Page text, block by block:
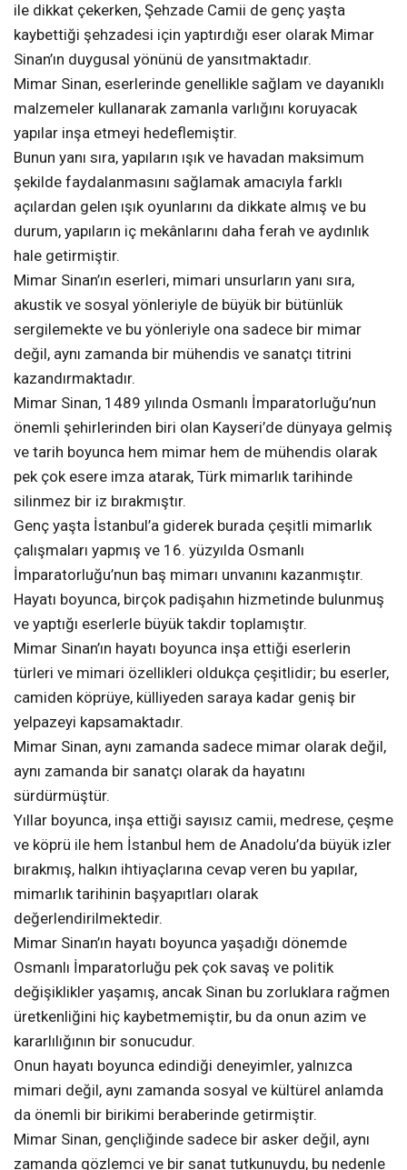
ile dikkat çekerken, Şehzade Camii de genç yaşta
kaybettiği şehzadesi için yaptırdığı eser olarak Mimar
Sinan’ın duygusal yönünü de yansıtmaktadır.
Mimar Sinan, eserlerinde genellikle sağlam ve dayanıklı
malzemeler kullanarak zamanla varlığını koruyacak
yapılar inşa etmeyi hedeflemiştir.
Bunun yanı sıra, yapıların ışık ve havadan maksimum
şekilde faydalanmasını sağlamak amacıyla farklı
açılardan gelen ışık oyunlarını da dikkate almış ve bu
durum, yapıların iç mekânlarını daha ferah ve aydınlık
hale getirmiştir.
Mimar Sinan’ın eserleri, mimari unsurların yanı sıra,
akustik ve sosyal yönleriyle de büyük bir bütünlük
sergilemekte ve bu yönleriyle ona sadece bir mimar
değil, aynı zamanda bir mühendis ve sanatçı titrini
kazandırmaktadır.
Mimar Sinan, 1489 yılında Osmanlı İmparatorluğu’nun
önemli şehirlerinden biri olan Kayseri’de dünyaya gelmiş
ve tarih boyunca hem mimar hem de mühendis olarak
pek çok esere imza atarak, Türk mimarlık tarihinde
silinmez bir iz bırakmıştır.
Genç yaşta İstanbul’a giderek burada çeşitli mimarlık
çalışmaları yapmış ve 16. yüzyılda Osmanlı
İmparatorluğu’nun baş mimarı unvanını kazanmıştır.
Hayatı boyunca, birçok padişahın hizmetinde bulunmuş
ve yaptığı eserlerle büyük takdir toplamıştır.
Mimar Sinan’ın hayatı boyunca inşa ettiği eserlerin
türleri ve mimari özellikleri oldukça çeşitlidir; bu eserler,
camiden köprüye, külliyeden saraya kadar geniş bir
yelpazeyi kapsamaktadır.
Mimar Sinan, aynı zamanda sadece mimar olarak değil,
aynı zamanda bir sanatçı olarak da hayatını
sürdürmüştür.
Yıllar boyunca, inşa ettiği sayısız camii, medrese, çeşme
ve köprü ile hem İstanbul hem de Anadolu’da büyük izler
bırakmış, halkın ihtiyaçlarına cevap veren bu yapılar,
mimarlık tarihinin başyapıtları olarak
değerlendirilmektedir.
Mimar Sinan’ın hayatı boyunca yaşadığı dönemde
Osmanlı İmparatorluğu pek çok savaş ve politik
değişiklikler yaşamış, ancak Sinan bu zorluklara rağmen
üretkenliğini hiç kaybetmemiştir, bu da onun azim ve
kararlılığının bir sonucudur.
Onun hayatı boyunca edindiği deneyimler, yalnızca
mimari değil, aynı zamanda sosyal ve kültürel anlamda
da önemli bir birikimi beraberinde getirmiştir.
Mimar Sinan, gençliğinde sadece bir asker değil, aynı
zamanda gözlemci ve bir sanat tutkunuydu, bu nedenle